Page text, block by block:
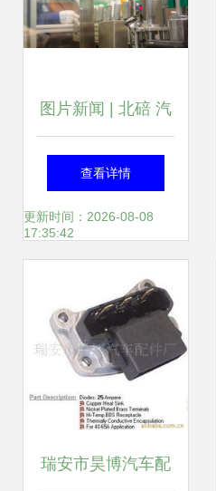
图片新闻 | 北碚 汽
配工厂生产忙，汽
车配件供应喜迎开
查看详情
更新时间：2026-08-08
17:35:42
瑞安市昊博汽车配